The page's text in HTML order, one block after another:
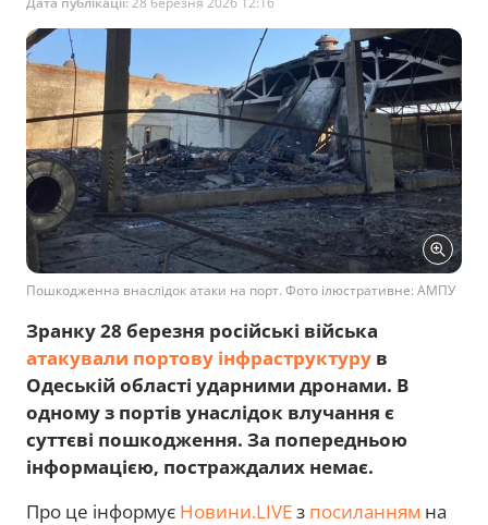
Пошкодженна внаслідок атаки на порт. Фото ілюстративне: АМПУ
Зранку 28 березня російські війська
атакували портову інфраструктуру в
Одеській області ударними дронами. В
одному з портів унаслідок влучання є
суттєві пошкодження. За попередньою
інформацією, постраждалих немає.
Про це інформує Новини.LIVEз посиланням на